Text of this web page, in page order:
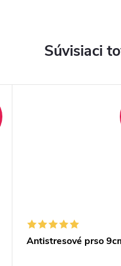
Súvisiaci
Antistresové prso